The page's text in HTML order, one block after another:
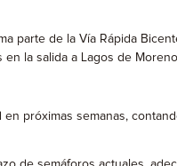
parte de la Vía Rápida
la salida a Lagos de
próximas semanas,